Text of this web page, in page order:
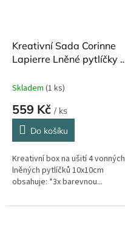
Kreativní Sada Corinne
Lapierre Lněné pytlíčky s
Skladem (1 ks)
559 Kč / ks
Do košíku
Kreativní box na ušití 4 vonných
lněných pytlíčků 10x10cm
obsahuje: *3x barevnou...